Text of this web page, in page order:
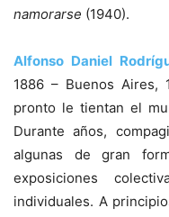
namorarse (1940).
Alfonso Daniel
1886 – Buenos Aires,
pronto le tientan el
Durante años,
algunas de gran
exposiciones
individuales. A